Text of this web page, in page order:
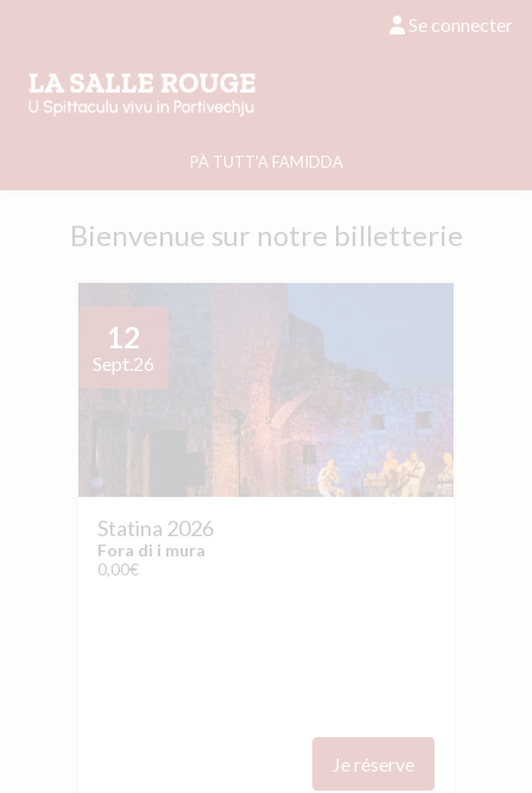
Se connecter
PÀ TUTT'A FAMIDDA
Bienvenue sur notre billetterie
12
Sept.26
Statina 2026
Fora di i mura
0,00€
Je réserve